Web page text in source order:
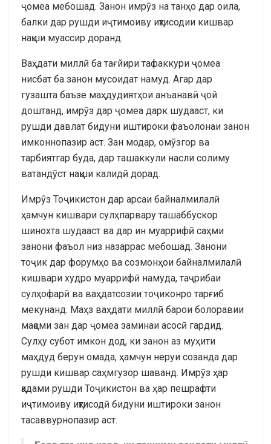
ҷомеа мебошад. Занон имрӯз на танҳо дар оила,
балки дар рушди иҷтимоиву иқтисодии кишвар
нақши муассир доранд.
Ваҳдати миллӣ ба тағйири тафаккури ҷомеа
нисбат ба занон мусоидат намуд. Агар дар
гузашта баъзе маҳдудиятҳои анъанавӣ ҷой
доштанд, имрӯз дар ҷомеа дарк шудааст, ки
рушди давлат бидуни иштироки фаъолонаи занон
имконнопазир аст. Зан модар, омӯзгор ва
тарбиятгар буда, дар ташаккули насли солиму
ватандӯст нақши калидӣ дорад.
Имрӯз Тоҷикистон дар арсаи байналмилалӣ
ҳамчун кишвари сулҳпарвару ташаббускор
шинохта шудааст ва дар ин муаррифӣ саҳми
занони фаъол низ назаррас мебошад. Занони
тоҷик дар форумҳо ва созмонҳои байналмилалӣ
кишвари худро муаррифӣ намуда, таҷрибаи
сулҳофарӣ ва ваҳдатсозии тоҷиконро тарғиб
мекунанд. Маҳз ваҳдати миллӣ барои болоравии
мақоми зан дар ҷомеа заминаи асосӣ гардид.
Сулҳу субот имкон дод, ки занон аз муҳити
маҳдуд берун омада, ҳамчун неруи созанда дар
рушди кишвар саҳмгузор шаванд. Имрӯз ҳар
қадами рушди Тоҷикистон ва ҳар пешрафти
иҷтимоиву иқтисодӣ бидуни иштироки занон
тасаввурнопазир аст.